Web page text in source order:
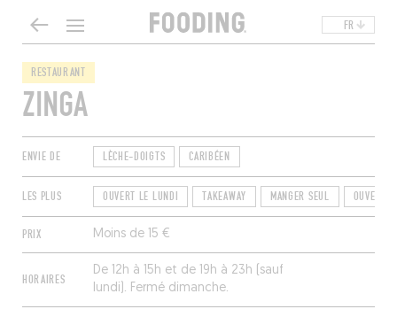
FR
RESTAURANT
ZINGA
ENVIE DE LÈCHE-DOIGTS CARIBÉEN
LES PLUS OUVERT LE LUNDI TAKEAWAY MANGER SEUL OUVERT
PRIX Moins de 15 €
HORAIRES
De 12h à 15h et de 19h à 23h (sauf
lundi). Fermé dimanche.